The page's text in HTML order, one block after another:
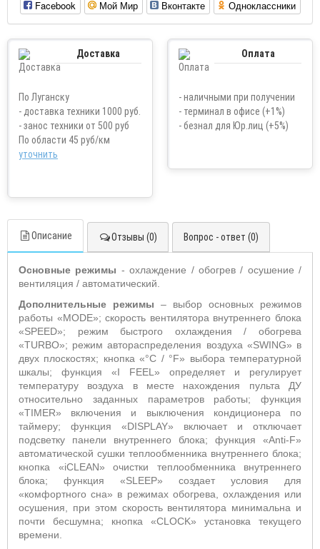
Facebook Мой Мир Вконтакте Одноклассники
Доставка
По Луганску
- доставка техники 1000 руб.
- занос техники от 500 руб
По области 45 руб/км
уточнить
Оплата
- наличными при получении
- терминал в офисе (+1%)
- безнал для Юр.лиц (+5%)
Описание Отзывы (0) Вопрос - ответ (0)
Основные режимы - охлаждение / обогрев / осушение /
вентиляция / автоматический.
Дополнительные режимы – выбор основных режимов
работы «MODE»;скорость вентилятора внутреннего блока
«SPEED»; режим быстрого охлаждения / обогрева
«TURBO»; режим автораспределения воздуха «SWING» в
двух плоскостях; кнопка «°C / °F» выбора температурной
шкалы; функция «I FEEL» определяет и регулирует
температуру воздуха в месте нахождения пульта ДУ
относительно заданных параметров работы;
функция
«TIMER» включения и выключения кондиционера по
таймеру; функция «DISPLAY» включает и отключает
подсветку панели внутреннего блока; функция «Anti-F»
автоматической сушки теплообменника внутреннего блока;
кнопка «iCLEAN» очистки теплообменника внутреннего
блока; функция «SLEEP» создает условия для
«комфортного сна» в режимах обогрева, охлаждения или
осушения, при этом скорость вентилятора минимальна и
почти бесшумна; кнопка «CLOCK» установка текущего
времени.